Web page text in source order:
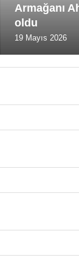
Armağanı
oldu
19 Mayıs 2026